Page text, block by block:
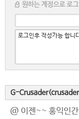
원하는 계정으로 로
G-
@ 이젠~~ 홍익인